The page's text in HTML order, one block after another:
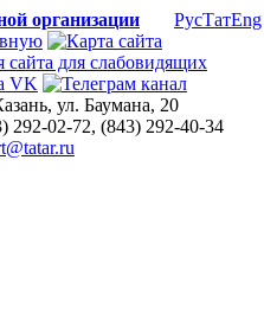
организации РусТатEng
ул. Баумана, 20
292-02-72, (843) 292-40-34